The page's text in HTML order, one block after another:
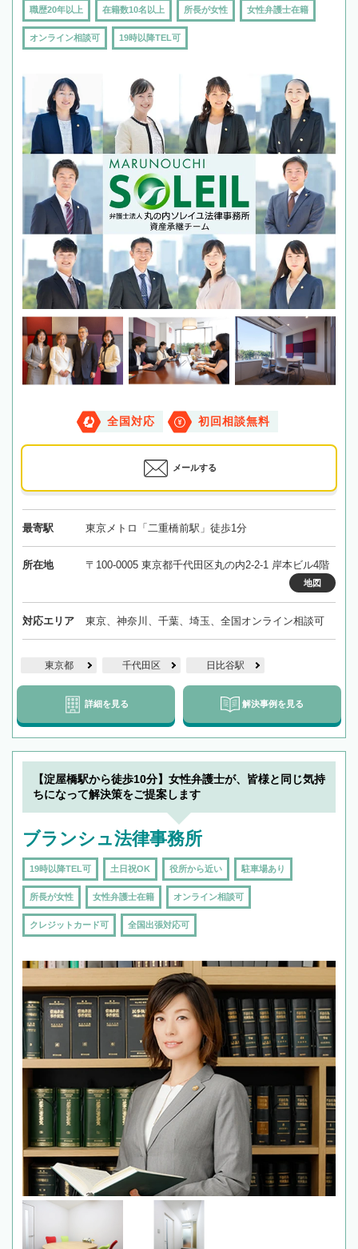
職歴20年以上 在籍数10名以上 所長が女性 女性弁護士在籍
オンライン相談可 19時以降TEL可
全国対応 初回相談無料
メールする
最寄駅 東京メトロ「二重橋前駅」徒歩1分
所在地 〒100-0005 東京都千代田区丸の内2-2-1 岸本ビル4階
地図
対応エリア 東京、神奈川、千葉、埼玉、全国オンライン相談可
東京都 千代田区 日比谷駅
詳細を見る 解決事例を見る
【淀屋橋駅から徒歩10分】女性弁護士が、皆様と同じ気持
ちになって解決策をご提案します
ブランシュ法律事務所
19時以降TEL可 土日祝OK 役所から近い 駐車場あり
所長が女性 女性弁護士在籍 オンライン相談可
クレジットカード可 全国出張対応可